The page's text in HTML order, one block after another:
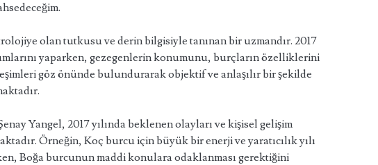
olan tutkusu ve derin bilgisiyle tanınan bir uzmandır. 2017
yaparken, gezegenlerin konumunu, burçların özelliklerini
göz önünde bulundurarak objektif ve anlaşılır bir şekilde
Yangel, 2017 yılında beklenen olayları ve kişisel gelişim
Örneğin, Koç burcu için büyük bir enerji ve yaratıcılık yılı
Boğa burcunun maddi konulara odaklanması gerektiğini